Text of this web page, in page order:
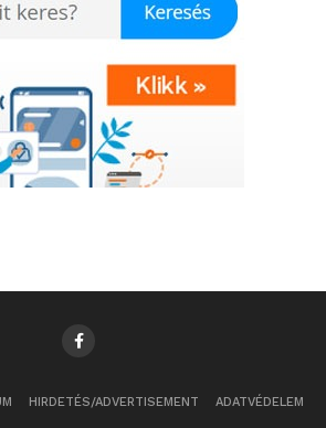
HIRDETÉS/ADVERTISEMENT ADATVÉDELEM